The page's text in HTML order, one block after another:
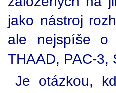
jako nástroj
ale nejspíše o
THAAD, PAC-3,
Je otázkou,